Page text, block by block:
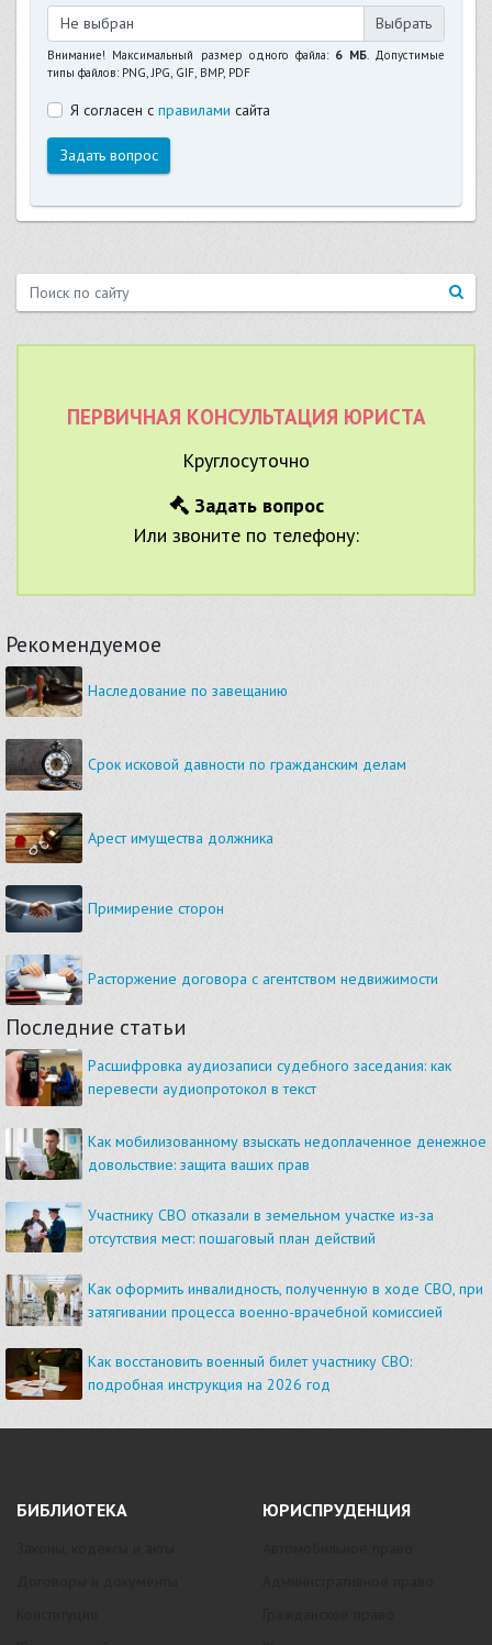
Не выбран
Внимание! Максимальный размер одного файла: 6 МБ. Допустимые
типы файлов: PNG, JPG, GIF, BMP, PDF
Я согласен справилами сайта
Задать вопрос
ПЕРВИЧНАЯ КОНСУЛЬТАЦИЯ ЮРИСТА
Круглосуточно
Задать вопрос
Или звоните по телефону:
Рекомендуемое
Наследование по завещанию
Срок исковой давности по гражданским делам
Арест имущества должника
Примирение сторон
Расторжение договора с агентством недвижимости
Последние статьи
Расшифровка аудиозаписи судебного заседания: как
перевести аудиопротокол в текст
Как мобилизованному взыскать недоплаченное денежное
довольствие: защита ваших прав
Участнику СВО отказали в земельном участке из-за
отсутствия мест: пошаговый план действий
Как оформить инвалидность, полученную в ходе СВО, при
затягивании процесса военно-врачебной комиссией
Как восстановить военный билет участнику СВО:
подробная инструкция на 2026 год
БИБЛИОТЕКА ЮРИСПРУДЕНЦИЯ